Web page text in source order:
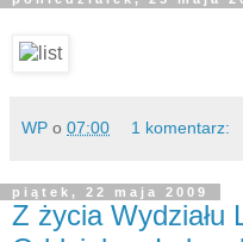
WP o 07:00 1 komentarz:
piątek, 22 maja 2009
Z życia Wydziału